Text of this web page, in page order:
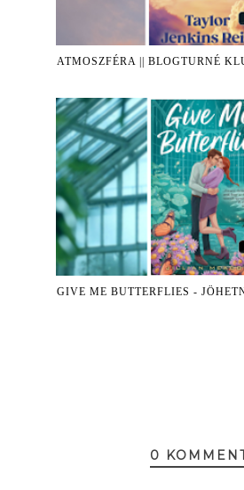
ATMOSZFÉRA || BLOGTURNÉ
GIVE ME BUTTERFLIES -
0